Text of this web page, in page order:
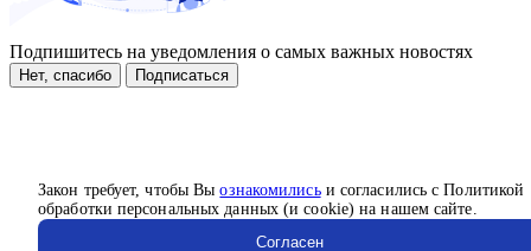
Закон требует, чтобы Выознакомилисьи согласились с Политикой
обработки персональных данных (и cookie) на нашем сайте.
Согласен
Подпишитесь на уведомления о самых важных новостях
Нет, спасибо Подписаться